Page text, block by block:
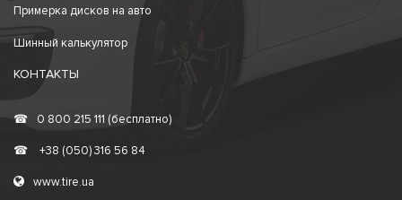
Примерка дисков на авто
Шинный калькулятор
КОНТАКТЫ
☎ 0 800 215 111 (бесплатно)
☎ +38 (050) 316 56 84
www.tire.ua